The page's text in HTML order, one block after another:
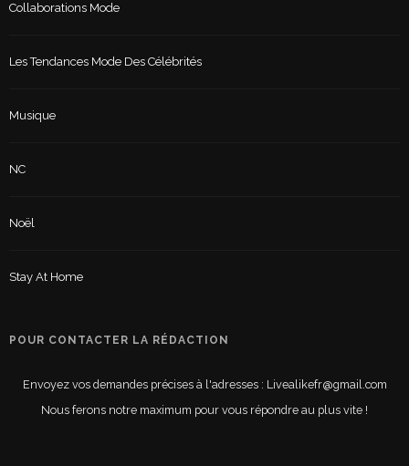
Collaborations Mode
Les Tendances Mode Des Célébrités
Musique
NC
Noël
Stay At Home
POUR CONTACTER LA RÉDACTION
Envoyez vos demandes précises à l'adresses : Livealikefr@gmail.com
Nous ferons notre maximum pour vous répondre au plus vite !